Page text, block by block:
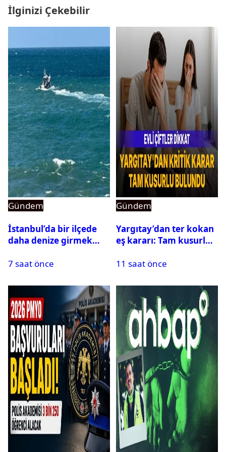
İlginizi Çekebilir
Gündem
İstanbul’da bir ilçede
daha denize girmek
7 saat önce
Gündem
Yargıtay’dan ter kokan
eş kararı: Tam kusurlu
11 saat önce